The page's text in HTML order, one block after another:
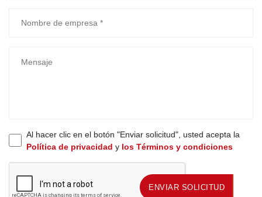
Al hacer clic en el botón "Enviar solicitud", usted acepta la
Política de privacidad y los Términos y condiciones
ENVIAR SOLICITUD ENVIAR SOLICITUD